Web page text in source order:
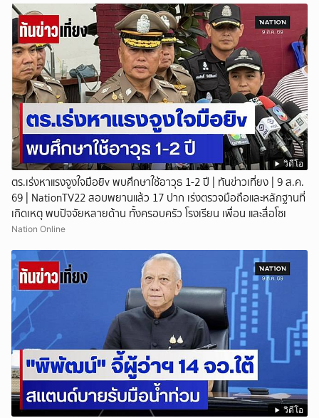
วิดีโอ
ตร.เร่งหาแรงจูงใจมือยิv พบศึกษาใช้อาวุธ 1-2 ปี | ทันข่าวเที่ยง | 9 ส.ค.
69 | NationTV22 สอบพยานแล้ว 17 ปาก เร่งตรวจมือถือและหลักฐานที่
เกิดเหตุ พบปัจจัยหลายด้าน ทั้งครอบครัว โรงเรียน เพื่อน และสื่อโซเ
Nation Online
วิดีโอ